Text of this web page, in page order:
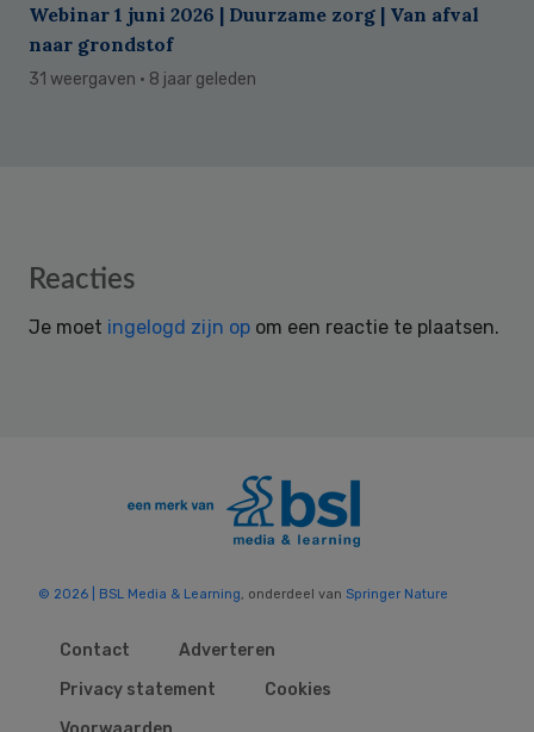
Webinar 1 juni 2026 | Duurzame zorg | Van afval
naar grondstof
31 weergaven · 8 jaar geleden
Reader
Reacties
Je moet ingelogd zijn op om een reactie te plaatsen.
© 2026 | BSL Media & Learning, onderdeel van Springer Nature
Contact
Adverteren
Privacy statement
Cookies